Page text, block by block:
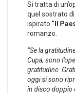
Si tratta di
quel sostrato
ispirato “Il
romanzo.
“Se la
Cupa, sono
gratitudine.
oggi si sono
in disco doppio